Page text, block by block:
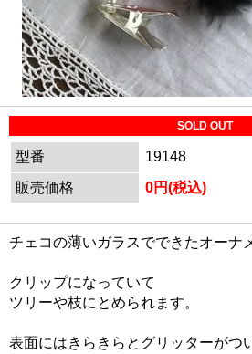
SOLD OUT
型番
19148
販売価格
0円(税込)
チェコの薄いガラスでできたオーナ
クリップになっていて
ツリーや枝にとめられます。
表面にはきらきらとグリッターがつ